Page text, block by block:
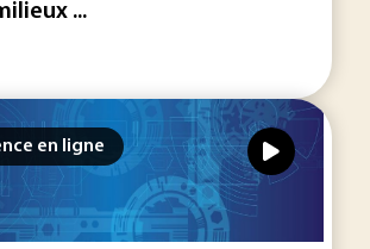
...
en ligne